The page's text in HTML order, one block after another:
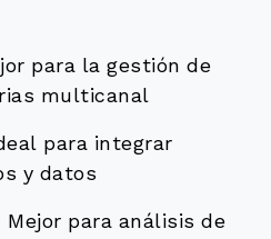
para la gestión de
multicanal
para integrar
y datos
Mejor para análisis de